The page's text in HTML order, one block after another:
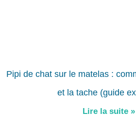
Pipi de chat sur le matelas :
et la tache (guide
Lire la suite »